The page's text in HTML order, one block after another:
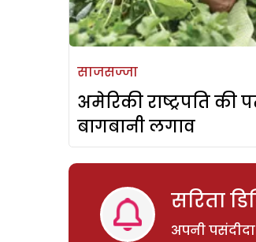
साजसज्जा
अमेरिकी राष्ट्रपति की
बागबानी लगाव
सरिता
अपनी